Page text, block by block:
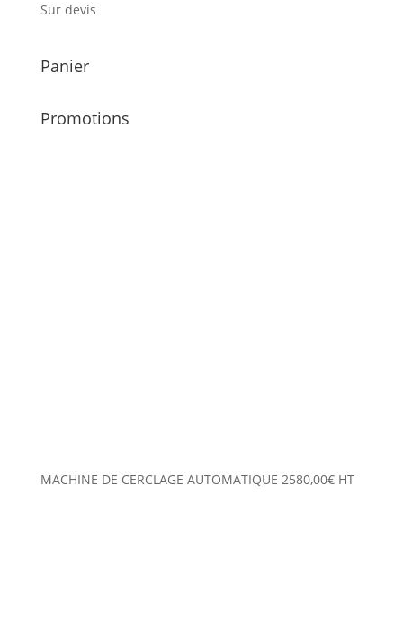
Sur devis
Panier
Promotions
MACHINE DE CERCLAGE AUTOMATIQUE 2580,00€ HT